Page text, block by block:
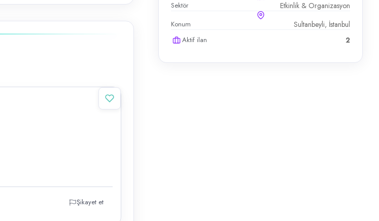
Sektör Etkinlik & Organizasyon
Konum Sultanbeyli, İstanbul
Aktif ilan 2
Şikayet et